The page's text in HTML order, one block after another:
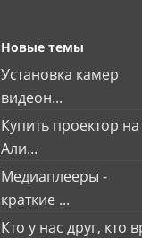
Новые темы
Установка камер
видеон...
Купить проектор на
Али...
Медиаплееры -
краткие ...
Кто у нас друг, кто